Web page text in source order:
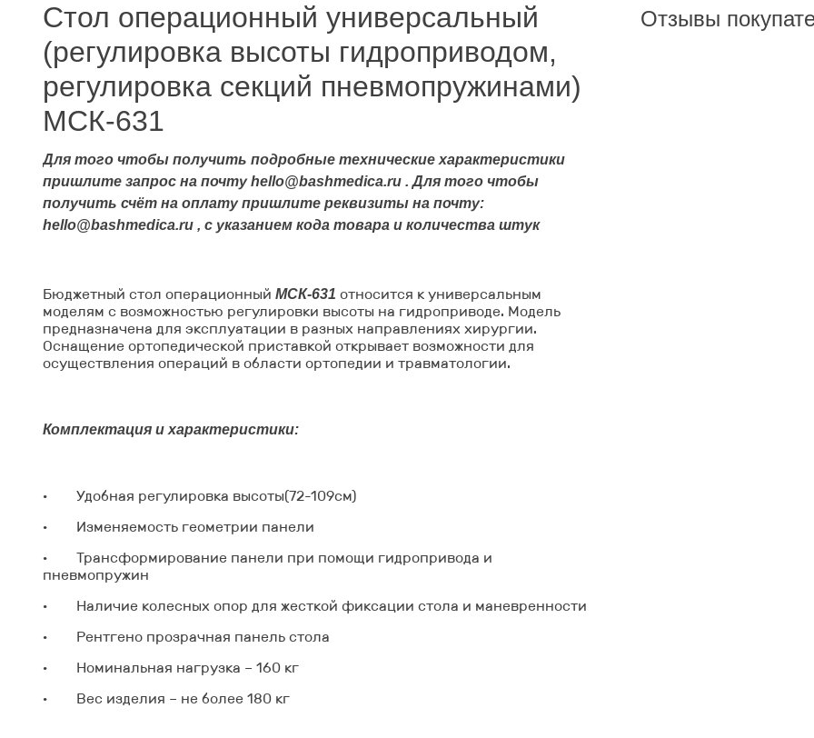
Стол операционный универсальный
(регулировка высоты гидроприводом,
регулировка секций пневмопружинами)
МСК-631
Для того чтобы получить подробные технические характеристики
пришлите запрос на почту hello@bashmedica.ru . Для того чтобы
получить счёт на оплату пришлите реквизиты на почту:
hello@bashmedica.ru , с указанием кода товара и количества штук
Бюджетный стол операционный МСК-631 относится к универсальным
моделям с возможностью регулировки высоты на гидроприводе. Модель
предназначена для эксплуатации в разных направлениях хирургии.
Оснащение ортопедической приставкой открывает возможности для
осуществления операций в области ортопедии и травматологии.
Комплектация и характеристики:
·
Удобная регулировка высоты(72-109см)
·
Изменяемость геометрии панели
·
Трансформирование панели при помощи гидропривода и
пневмопружин
·
Наличие колесных опор для жесткой фиксации стола и маневренности
·
Рентгено прозрачная панель стола
·
Номинальная нагрузка – 160 кг
·
Вес изделия – не более 180 кг
Отзывы